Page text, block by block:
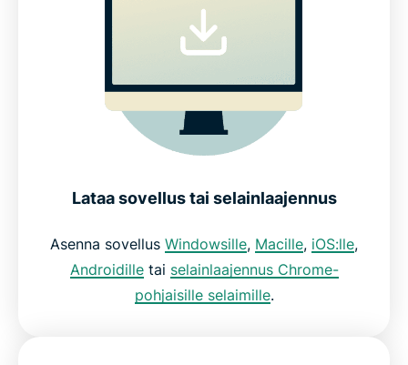
Lataa sovellus tai selainlaajennus
Asenna sovellus Windowsille, Macille, iOS:lle,
Androidilletai selainlaajennus Chrome-
pohjaisille selaimille.